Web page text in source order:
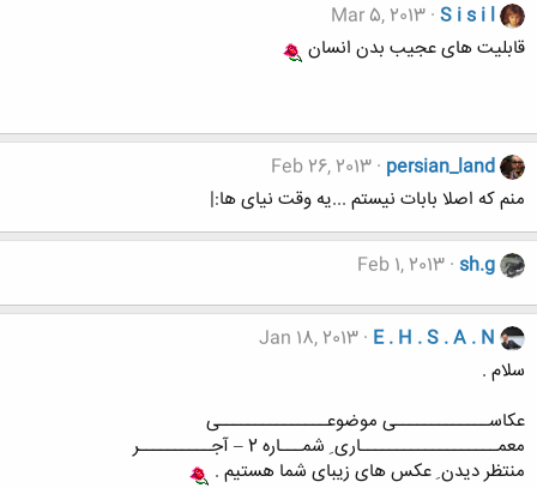
S i s i l
Mar 5, 2013
قابلیت های عجیب بدن انسان
persian_land
Feb 26, 2013
منم که اصلا بابات نیستم ...یه وقت نیای ها:|
sh.g
Feb 1, 2013
E . H . S . A . N
Jan 18, 2013
سلام .
عکاســـــــــــــی موضوعـــــــــــــــی
معمـــــــــــــــــــاری ِ شمـــاره 2 – آجــــــــــر
منتظر دیدن ِ عکس های زیبای شما هستیم .